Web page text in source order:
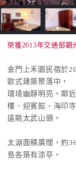
跟
飯
店
訂
HOT
特
色
民
榮獲2013年交通部觀
金門上禾園民宿於
歐式建築聚落中，
環境幽靜明亮。鄰
樓、迎賓館、海印寺
遠眺太武山頭。
太湖面積廣闊，約
島各築有涼亭。
置身上禾園民宿，